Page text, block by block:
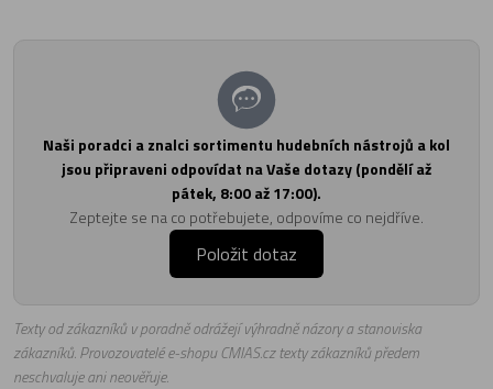
Naši poradci a znalci sortimentu hudebních nástrojů a kol
jsou připraveni odpovídat na Vaše dotazy (pondělí až
pátek, 8:00 až 17:00).
Zeptejte se na co potřebujete, odpovíme co nejdříve.
Položit dotaz
Texty od zákazníků v poradně odrážejí výhradně názory a stanoviska
zákazníků. Provozovatelé e-shopu CMIAS.cz texty zákazníků předem
neschvaluje ani neověřuje.